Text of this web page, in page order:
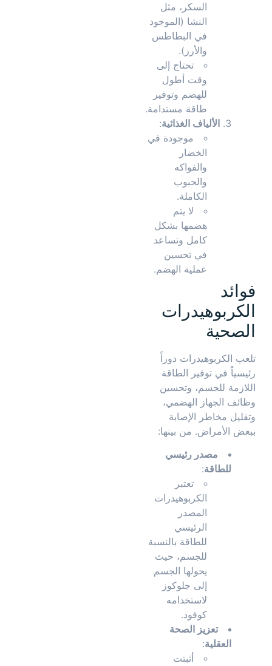
السكر، مثل
النشا (الموجود
في البطاطس
والأرز).
تحتاج إلى
وقت أطول
للهضم وتوفير
طاقة مستدامة.
الألياف الغذائية:
موجودة في
الخضار
والفواكه
والحبوب
الكاملة.
لا يتم
هضمها بشكل
كامل وتساعد
في تحسين
عملية الهضم.
فوائد
الكربوهيدرات
الصحية
تلعب الكربوهيدرات دوراً
رئيسياً في توفير الطاقة
اللازمة للجسم، وتحسين
وظائف الجهاز الهضمي،
وتقليل مخاطر الإصابة
ببعض الأمراض. من بينها:
مصدر رئيسي
للطاقة:
تعتبر
الكربوهيدرات
المصدر
الرئيسي
للطاقة بالنسبة
للجسم، حيث
يحولها الجسم
إلى جلوكوز
لاستخدامه
كوقود.
تعزيز الصحة
العقلية:
أثبتت